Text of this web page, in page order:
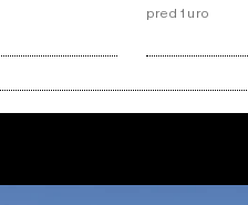
pred 1 uro